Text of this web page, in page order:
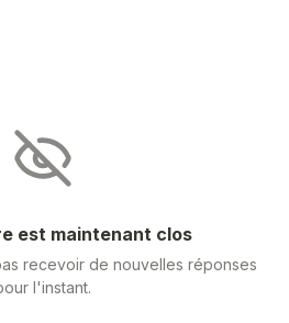
est maintenant clos
recevoir de nouvelles réponses
l'instant.